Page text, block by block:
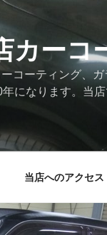
カーコ
コーティング、
になります。当
当店へのアクセス